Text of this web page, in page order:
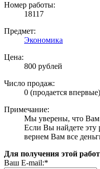
Номер работы:
18117
Предмет:
Экономика
Цена:
800 рублей
Число продаж:
0 (продается впервые)
Примечание:
Мы уверены, что Вам
Если Вы найдете эту
вернем Вам все
Для получения этой
Ваш E-mail:*